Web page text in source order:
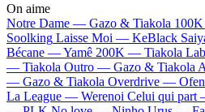
On aime
Notre Dame — Gazo & Tiakola
Soolking Laisse Moi — KeBlack
Bécane —Yamê 200K — Tiakola
— Tiakola Outro — Gazo & Tiakola
— Gazo & Tiakola Overdrive —
La League — Werenoi Celui qui part